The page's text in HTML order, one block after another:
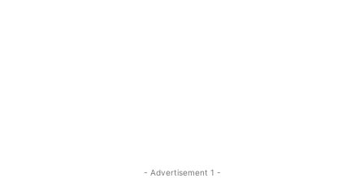
- Advertisement 1 -